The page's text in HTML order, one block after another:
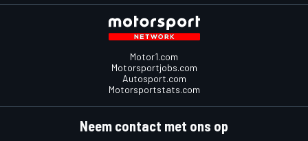
Motor1.com
Motorsportjobs.com
Autosport.com
Motorsportstats.com
Neem contact met ons op